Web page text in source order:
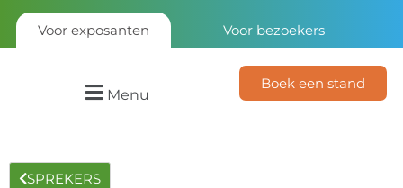
Voor exposanten Voor bezoekers
Menu
Boek een stand
SPREKERS